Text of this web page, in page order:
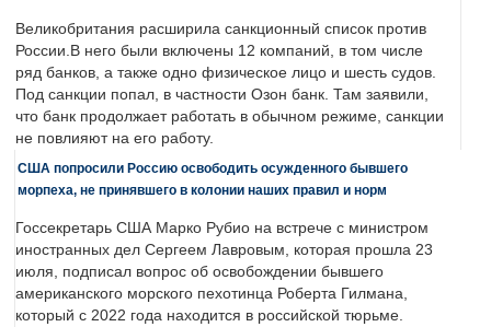
Великобритания расширила санкционный список против
России.В него были включены 12 компаний, в том числе
ряд банков, а также одно физическое лицо и шесть судов.
Под санкции попал, в частности Озон банк. Там заявили,
что банк продолжает работать в обычном режиме, санкции
не повлияют на его работу.
США попросили Россию освободить осужденного бывшего
морпеха, не принявшего в колонии наших правил и норм
Госсекретарь США Марко Рубио на встрече с министром
иностранных дел Сергеем Лавровым, которая прошла 23
июля, подписал вопрос об освобождении бывшего
американского морского пехотинца Роберта Гилмана,
который с 2022 года находится в российской тюрьме.